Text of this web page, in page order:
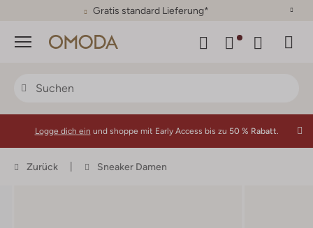
30 Tage Rückgaberecht
Menü
Logge dich ein und shoppe mit Early Access bis zu 50 % Rabatt.
Zurück Sneaker Damen